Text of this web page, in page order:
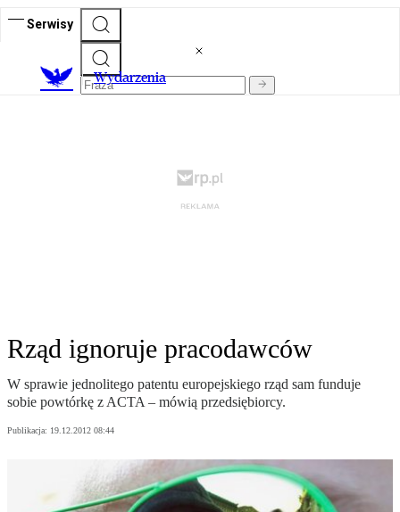
Serwisy
Wydarzenia
Rząd ignoruje pracodawców
W sprawie jednolitego patentu europejskiego rząd sam funduje
sobie powtórkę z ACTA – mówią przedsiębiorcy.
Publikacja: 19.12.2012 08:44